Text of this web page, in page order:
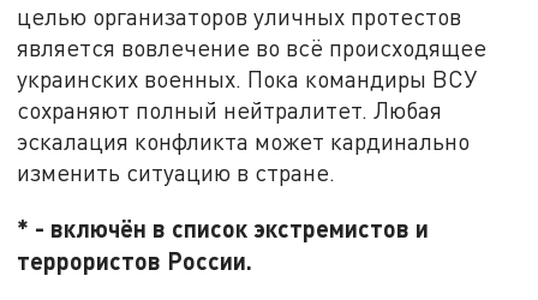
целью организаторов уличных протестов
является вовлечение во всё происходящее
украинских военных. Пока командиры ВСУ
сохраняют полный нейтралитет. Любая
эскалация конфликта может кардинально
изменить ситуацию в стране.
* - включён в список экстремистов и
террористов России.